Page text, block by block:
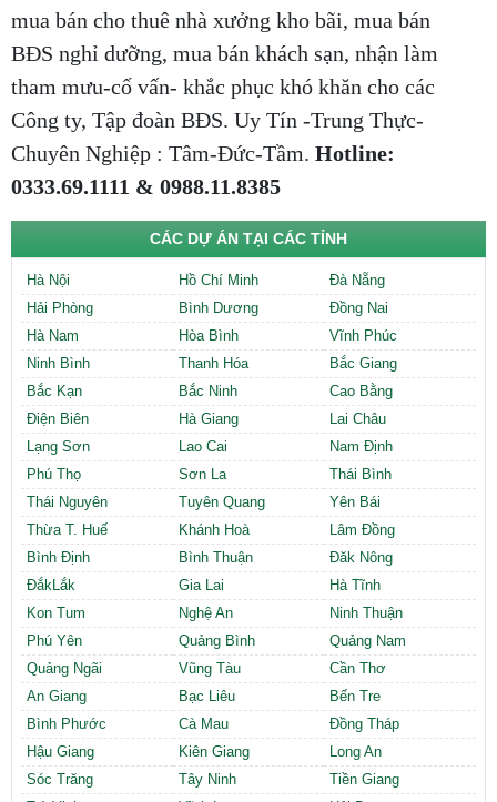
mua bán cho thuê nhà xưởng kho bãi, mua bán
BĐS nghỉ dưỡng, mua bán khách sạn, nhận làm
tham mưu-cố vấn- khắc phục khó khăn cho các
Công ty, Tập đoàn BĐS. Uy Tín -Trung Thực-
Chuyên Nghiệp : Tâm-Đức-Tầm. Hotline:
0333.69.1111 & 0988.11.8385
CÁC DỰ ÁN TẠI CÁC TỈNH
Hà Nội Hồ Chí Minh
Đà Nẵng
Hải Phòng
Bình Dương
Đồng Nai
Hà Nam
Hòa Bình
Vĩnh Phúc
Ninh Bình
Thanh Hóa
Bắc Giang
Bắc Kạn
Bắc Ninh
Cao Bằng
Điện Biên
Hà Giang
Lai Châu
Lạng Sơn
Lao Cai
Nam Định
Phú Thọ
Sơn La
Thái Bình
Thái Nguyên
Tuyên Quang
Yên Bái
Thừa T. Huế
Khánh Hoà
Lâm Đồng
Bình Định
Bình Thuận
Đăk Nông
ĐắkLắk
Gia Lai
Hà Tĩnh
Kon Tum
Nghệ An
Ninh Thuận
Phú Yên
Quảng Bình
Quảng Nam
Quảng Ngãi
Vũng Tàu
Cần Thơ
An Giang
Bạc Liêu
Bến Tre
Bình Phước
Cà Mau
Đồng Tháp
Hậu Giang
Kiên Giang
Long An
Sóc Trăng
Tây Ninh
Tiền Giang